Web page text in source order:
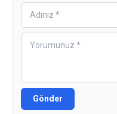
Gönder